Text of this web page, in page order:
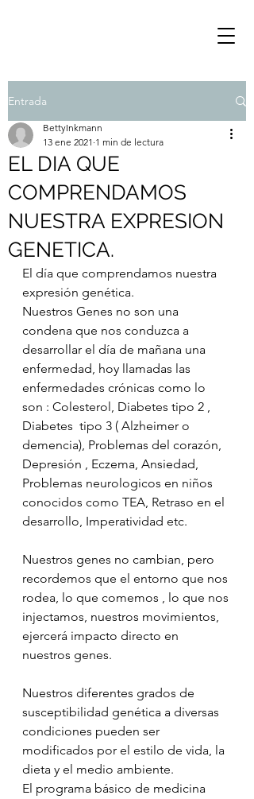
Entrada
EL DIA QUE
COMPRENDAMOS
NUESTRA EXPRESION
GENETICA.
BettyInkmann
13 ene 2021 1 min de lectura
El día que comprendamos nuestra
expresión genética.
Nuestros Genes no son una
condena que nos conduzca a
desarrollar el día de mañana una
enfermedad, hoy llamadas las
enfermedades crónicas como lo
son : Colesterol, Diabetes tipo 2 ,
Diabetes  tipo 3 ( Alzheimer o
demencia), Problemas del corazón,
Depresión , Eczema, Ansiedad,
Problemas neurologicos en niños
conocidos como TEA, Retraso en el
desarrollo, Imperatividad etc.
Nuestros genes no cambian, pero
recordemos que el entorno que nos
rodea, lo que comemos , lo que nos
injectamos, nuestros movimientos,
ejercerá impacto directo en
nuestros genes.
Nuestros diferentes grados de
susceptibilidad genética a diversas
condiciones pueden ser
modificados por el estilo de vida, la
dieta y el medio ambiente.
El programa básico de medicina